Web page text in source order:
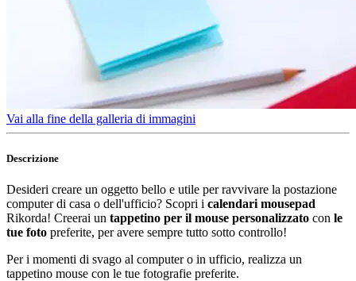
Vai alla fine della galleria di immagini
Descrizione
Desideri creare un oggetto bello e utile per ravvivare la postazione
computer di casa o dell'ufficio? Scopri i calendari mousepad
Rikorda! Creerai un tappetino per il mouse personalizzato con le
tue foto preferite, per avere sempre tutto sotto controllo!
Per i momenti di svago al computer o in ufficio, realizza un
tappetino mouse con le tue fotografie preferite.